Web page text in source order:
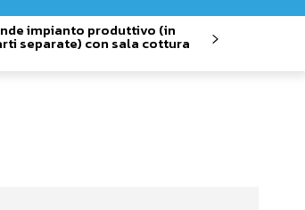
impianto produttivo (in
separate) con sala cottura